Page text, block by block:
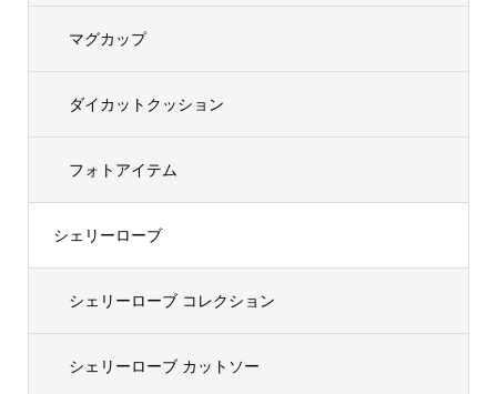
マグカップ
ダイカットクッション
フォトアイテム
シェリーローブ
シェリーローブ コレクション
シェリーローブ カットソー